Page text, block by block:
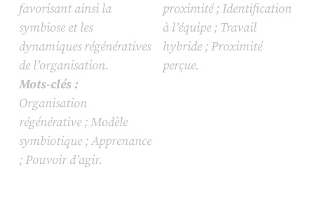
favorisant ainsi la
symbiose et les
dynamiques régénératives
de l’organisation.
Mots-clés :
Organisation
régénérative ; Modèle
symbiotique ; Apprenance
; Pouvoir d’agir.
proximité ; Identification
à l’équipe ; Travail
hybride ; Proximité
perçue.